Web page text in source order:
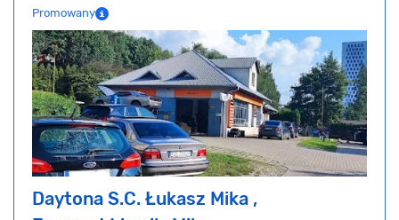
Promowany
Daytona S.C. Łukasz Mika ,